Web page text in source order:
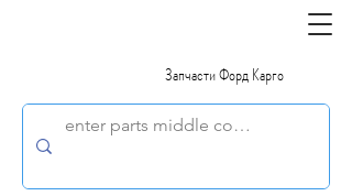
Запчасти Форд Карго